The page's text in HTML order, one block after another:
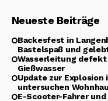
Neueste Beiträge
Backesfest in
Bastelspaß und
Wasserleitung
Gießwasser
Update zur Explosion
untersuchen
E-Scooter-Fahrer